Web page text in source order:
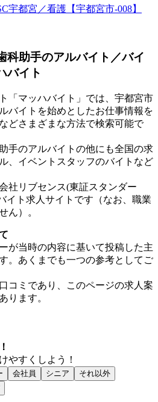
宇都宮／看護【宇都宮市-008】
科助手のアルバイト／バイ
バイト
「マッハバイト」では、宇都宮市
バイトを始めとしたお仕事情報を
どさまざまな方法で検索可能で
手のアルバイトの他にも全国の求
、イベントスタッフのバイトなど
社リブセンス(東証スタンダー
イト求人サイトです（なお、職業
ん）。
が当時の内容に基いて投稿した主
。あくまでも一つの参考としてご
コミであり、このページの求人案
ります。
やすくしよう！
会社員 シニア
それ以外